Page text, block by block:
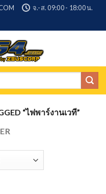
จ.-ส. 09:00 - 18:00 น.
“ไฟพาร์งานเวที”